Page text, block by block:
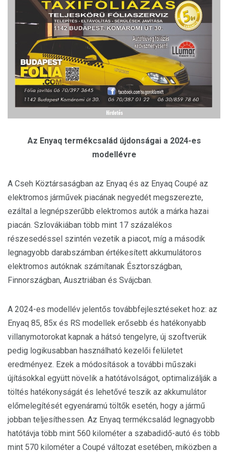
Az Enyaq termékcsalád újdonságai a 2024-es
modellévre
A Cseh Köztársaságban az Enyaq és az Enyaq Coupé az
elektromos járművek piacának negyedét megszerezte,
ezáltal a legnépszerűbb elektromos autók a márka hazai
piacán. Szlovákiában több mint 17 százalékos
részesedéssel szintén vezetik a piacot, míg a második
legnagyobb darabszámban értékesített akkumulátoros
elektromos autóknak számítanak Észtországban,
Finnországban, Ausztriában és Svájcban.
A 2024-es modellév jelentős továbbfejlesztéseket hoz: az
Enyaq 85, 85x és RS modellek erősebb és hatékonyabb
villanymotorokat kapnak a hátsó tengelyre, új szoftverük
pedig logikusabban használható kezelői felületet
eredményez. Ezek a módosítások a további műszaki
újításokkal együtt növelik a hatótávolságot, optimalizálják a
töltés hatékonyságát és lehetővé teszik az akkumulátor
előmelegítését egyenáramú töltők esetén, hogy a jármű
jobban teljesíthessen. Az Enyaq termékcsalád legnagyobb
hatótávja több mint 560 kilométer a szabadidő-autó és több
mint 570 kilométer a Coupé változat esetében, miközben a